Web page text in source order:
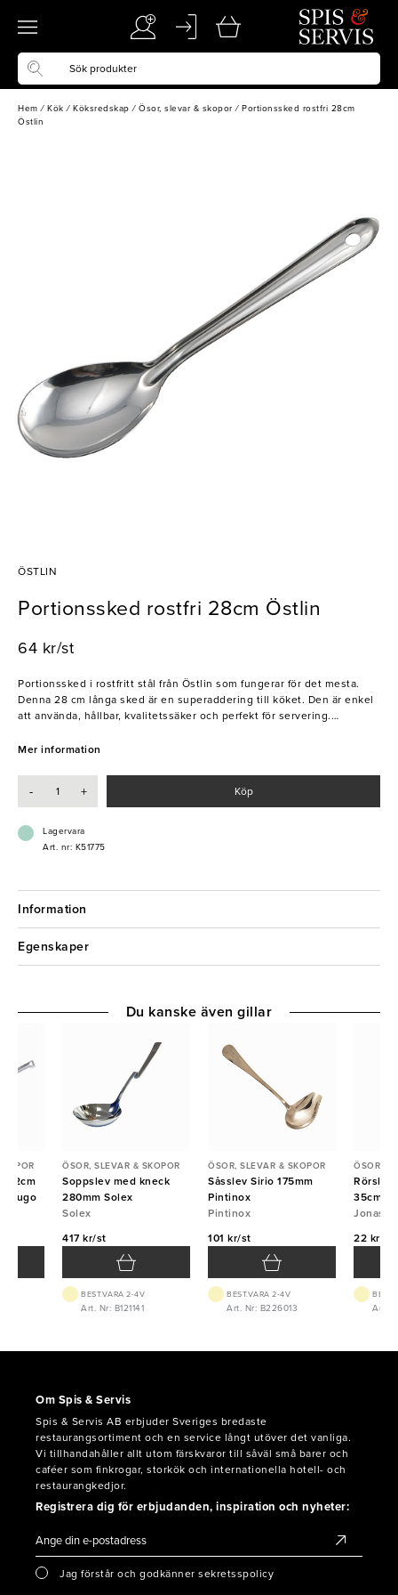
Hem / Kök / Köksredskap / Ösor, slevar & skopor / Portionssked rostfri 28cm
Östlin
ÖSTLIN
Portionssked rostfri 28cm Östlin
64 kr/st
Portionssked i rostfritt stål från Östlin som fungerar för det mesta.
Denna 28 cm långa sked är en superaddering till köket. Den är enkel
att använda, hållbar, kvalitetssäker och perfekt för servering.
- Rostfritt stål
Mer information
- + Köp
Lagervara
Art. nr: K51775
Information
Egenskaper
ÖSOR, SLEVAR & SKOPOR
Soppslev med kneck
280mm Solex
Solex
417 kr/st
BEST.VARA 2-4V
Art. Nr: B121141
ÖSOR, SLEVAR & SKOPOR
Såsslev Sirio 175mm
Pintinox
Pintinox
101 kr/st
BEST.VARA 2-4V
Art. Nr: B226013
ÖSOR,
Rörslev
35cm
Jonas
22 kr/st
Art.
Du kanske även gillar
Om Spis & Servis
Spis & Servis AB erbjuder Sveriges bredaste
restaurangsortiment och en service långt utöver det vanliga.
Vi tillhandahåller allt utom färskvaror till såväl små barer och
caféer som finkrogar, storkök och internationella hotell- och
restaurangkedjor.
Registrera dig för erbjudanden, inspiration och nyheter:
Jag förstår och godkänner sekretsspolicy